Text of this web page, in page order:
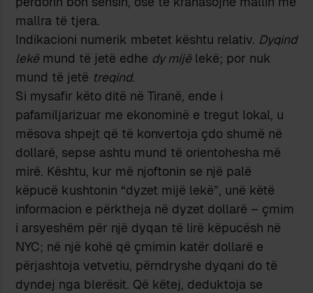
mallra të tjera.
Indikacioni numerik mbetet kështu relativ. Dyqind
lekë mund të jetë edhe dy mijë lekë; por nuk
mund të jetë treqind.
Si mysafir këto ditë në Tiranë, ende i
pafamiljarizuar me ekonominë e tregut lokal, u
mësova shpejt që të konvertoja çdo shumë në
dollarë, sepse ashtu mund të orientohesha më
mirë. Kështu, kur më njoftonin se një palë
këpucë kushtonin “dyzet mijë lekë”, unë këtë
informacion e përktheja në dyzet dollarë – çmim
i arsyeshëm për një dyqan të lirë këpucësh në
NYC; në një kohë që çmimin katër dollarë e
përjashtoja vetvetiu, përndryshe dyqani do të
dyndej nga blerësit. Që këtej, deduktoja se